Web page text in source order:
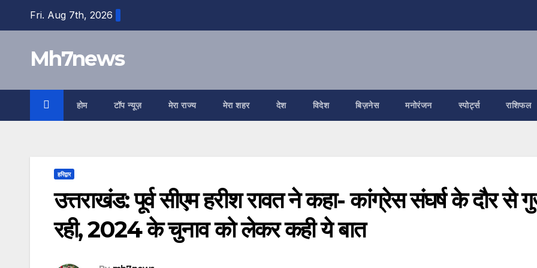
contentFri. Aug 7th, 2026
Mh7news
होम टॉप न्यूज़ मेरा राज्य मेरा शहर देश विदेश बिज़नेस मनोरंजन स्पोर्ट्स राशिफल
हरिद्वार
उत्तराखंड: पूर्व सीएम हरीश रावत ने कहा- कांग्रेस संघर्ष के दौर से
रही, 2024 के चुनाव को लेकर कही ये बात